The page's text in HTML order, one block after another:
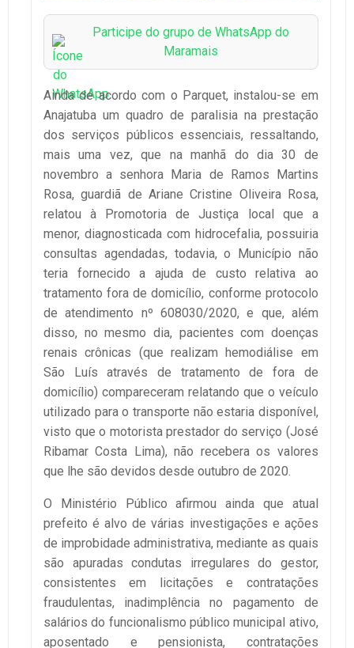
Participe do grupo de WhatsApp do
Maramais
Ainda de acordo com o Parquet, instalou-se em
Anajatuba um quadro de paralisia na prestação
dos serviços públicos essenciais, ressaltando,
mais uma vez, que na manhã do dia 30 de
novembro a senhora Maria de Ramos Martins
Rosa, guardiã de Ariane Cristine Oliveira Rosa,
relatou à Promotoria de Justiça local que a
menor, diagnosticada com hidrocefalia, possuiria
consultas agendadas, todavia, o Município não
teria fornecido a ajuda de custo relativa ao
tratamento fora de domicílio, conforme protocolo
de atendimento nº 608030/2020, e que, além
disso, no mesmo dia, pacientes com doenças
renais crônicas (que realizam hemodiálise em
São Luís através de tratamento de fora de
domicílio) compareceram relatando que o veículo
utilizado para o transporte não estaria disponível,
visto que o motorista prestador do serviço (José
Ribamar Costa Lima), não recebera os valores
que lhe são devidos desde outubro de 2020.
O Ministério Público afirmou ainda que atual
prefeito é alvo de várias investigações e ações
de improbidade administrativa, mediante as quais
são apuradas condutas irregulares do gestor,
consistentes em licitações e contratações
fraudulentas, inadimplência no pagamento de
salários do funcionalismo público municipal ativo,
aposentado e pensionista, contratações